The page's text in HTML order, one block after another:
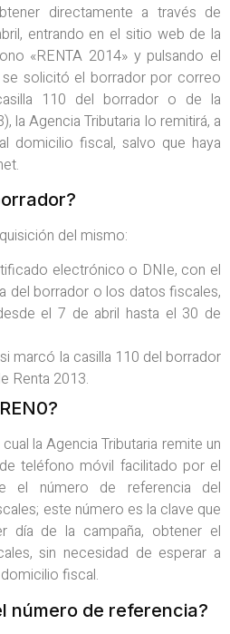
directamente a través de
entrando en el sitio web de la
«RENTA 2014» y pulsando el
se solicitó el borrador por correo
110 del borrador o de la
la Agencia Tributaria lo remitirá, a
domicilio fiscal, salvo que haya
del mismo:
electrónico o DNIe, con el
del borrador o los datos fiscales,
el 7 de abril hasta el 30 de
marcó la casilla 110 del borrador
Renta 2013.
la Agencia Tributaria remite un
teléfono móvil facilitado por el
el número de referencia del
este número es la clave que
día de la campaña, obtener el
sin necesidad de esperar a
fiscal.
número de referencia?